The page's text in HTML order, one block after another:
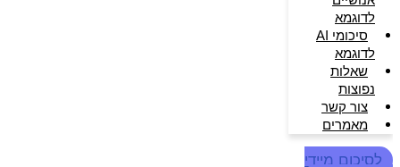
לדוגמא
סיכומי AI
לדוגמא
שאלות
נפוצות
צור קשר
מאמרים
לסיכום מיידי